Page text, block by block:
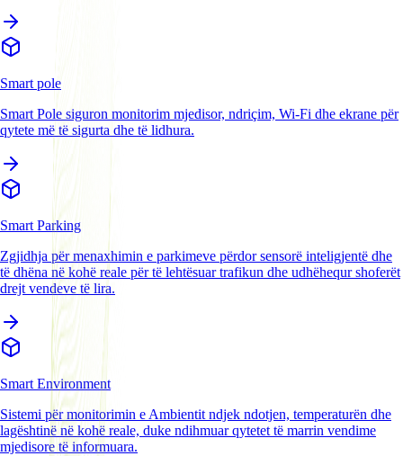
Smart pole
Smart Pole siguron monitorim mjedisor, ndriçim, Wi-Fi dhe ekrane për
qytete më të sigurta dhe të lidhura.
Smart Parking
Zgjidhja për menaxhimin e parkimeve përdor sensorë inteligjentë dhe
të dhëna në kohë reale për të lehtësuar trafikun dhe udhëhequr shoferët
drejt vendeve të lira.
Smart Environment
Sistemi për monitorimin e Ambientit ndjek ndotjen, temperaturën dhe
lagështinë në kohë reale, duke ndihmuar qytetet të marrin vendime
mjedisore të informuara.